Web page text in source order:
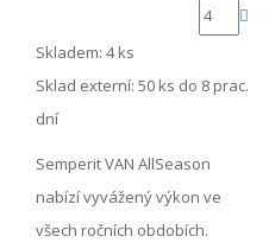
Skladem: 4 ks
Sklad externí: 50 ks do 8 prac.
dní
Semperit VAN AllSeason
nabízí vyvážený výkon ve
všech ročních obdobích.